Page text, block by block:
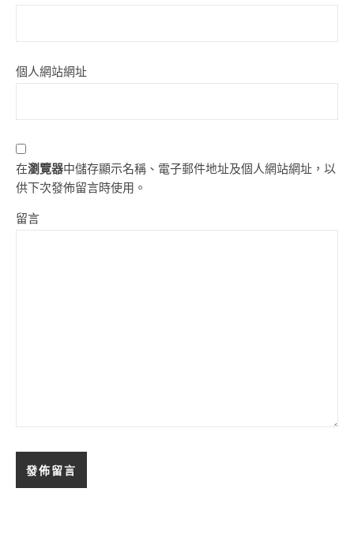
個人網站網址
在瀏覽器中儲存顯示名稱、電子郵件地址及個人網站網址，以
供下次發佈留言時使用。
留言